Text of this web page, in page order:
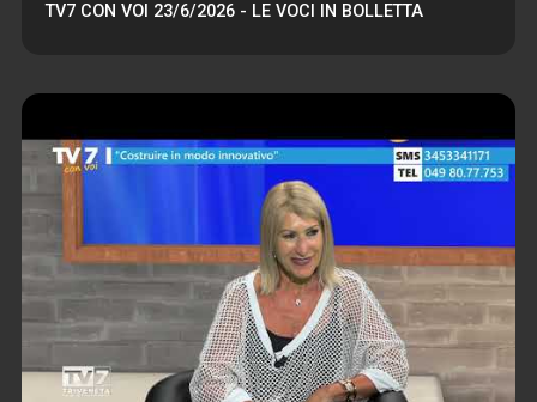
TV7 CON VOI 23/6/2026 - LE VOCI IN BOLLETTA